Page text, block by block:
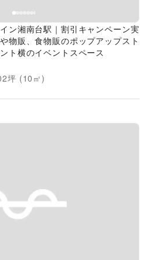
ン湘南台駅｜割引キャンペーン実
物販、食物販のポップアップスト
ト横のイベントスペース
坪 (10 ㎡)